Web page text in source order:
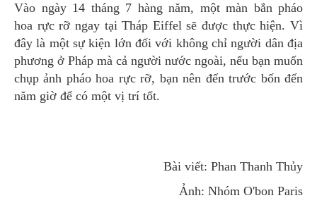
Vào ngày 14 tháng 7 hàng năm, một màn bắn pháo
hoa rực rỡ ngay tại Tháp Eiffel sẽ được thực hiện. Vì
đây là một sự kiện lớn đối với không chỉ người dân địa
phương ở Pháp mà cả người nước ngoài, nếu bạn muốn
chụp ảnh pháo hoa rực rỡ, bạn nên đến trước bốn đến
năm giờ để có một vị trí tốt.
Bài viết: Phan Thanh Thủy
Ảnh: Nhóm O'bon Paris